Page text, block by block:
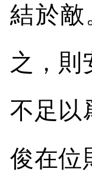
結於敵
之，則
不足以
俊在位